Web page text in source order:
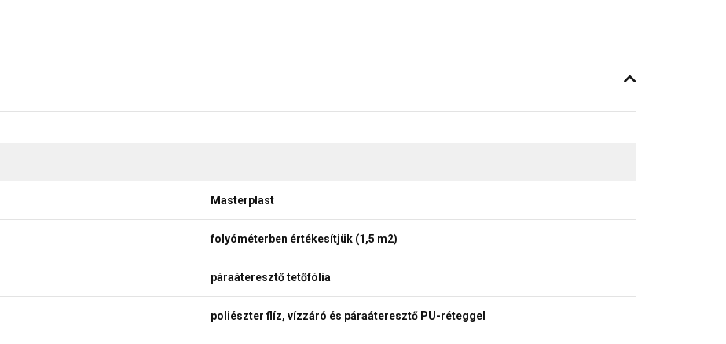
Masterplast
folyóméterben értékesítjük (1,5 m2)
páraáteresztő tetőfólia
poliészter flíz, vízzáró és páraáteresztő PU-réteggel